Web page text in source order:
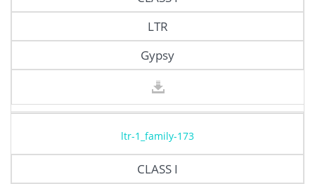
LTR
Gypsy
ltr-1_family-173
CLASS I